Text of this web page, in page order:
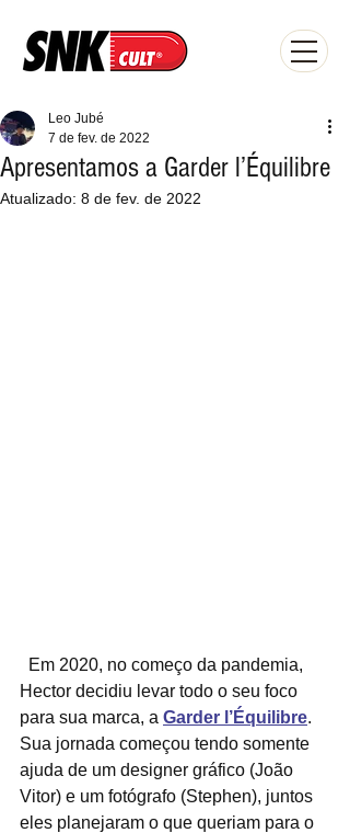
Apresentamos a Garder l’Équilibre
Leo Jubé
7 de fev. de 2022
Atualizado: 8 de fev. de 2022
Hector decidiu levar todo o seu foco
para sua marca, a Garder l’Équilibre.
Sua jornada começou tendo somente
ajuda de um designer gráfico (João
Vitor) e um fotógrafo (Stephen), juntos
eles planejaram o que queriam para o